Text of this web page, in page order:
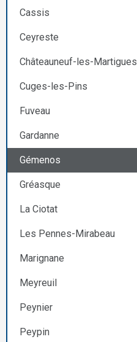
Cassis
Ceyreste
Châteauneuf-les-Martigues
Cuges-les-Pins
Fuveau
Gardanne
Gémenos
Gréasque
La Ciotat
Les Pennes-Mirabeau
Marignane
Meyreuil
Peynier
Peypin